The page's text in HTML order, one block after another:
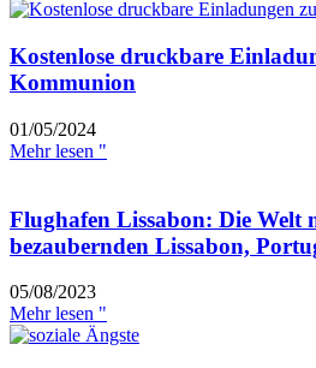
Kostenlose druckbare
Kommunion
01/05/2024
Mehr lesen "
Flughafen Lissabon: Die Welt
bezaubernden Lissabon,
05/08/2023
Mehr lesen "